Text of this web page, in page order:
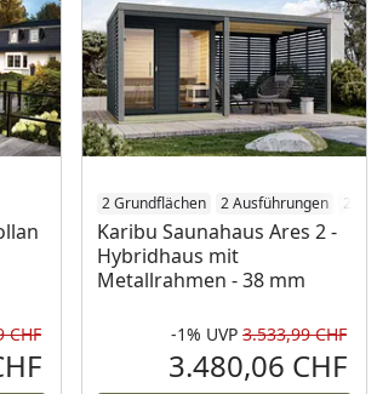
Ursprünglicher Preis
CHF
Aktueller Preis
2 Grundflächen 2 Ausführungen 2
Karibu Saunahaus Ares 2 -
Hybridhaus mit
Metallrahmen - 38 mm
-1% UVP 3.533,99 CHF
3.480,06 CHF